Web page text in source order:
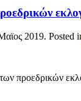
2019. Posted
προεδρικών